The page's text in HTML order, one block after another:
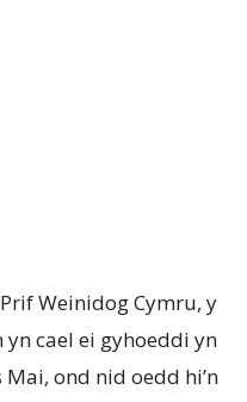
Weinidog Cymru, y
cael ei gyhoeddi yn
ond nid oedd hi’n